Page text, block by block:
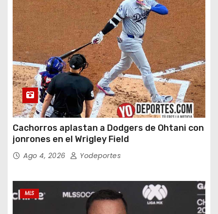
Cachorros aplastan a Dodgers de Ohtani con
jonrones en el Wrigley Field
Ago 4, 2026 Yodeportes
MLS